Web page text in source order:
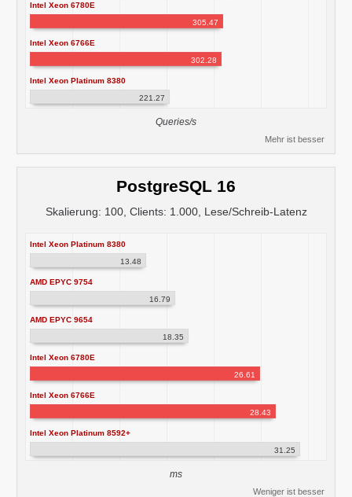
Intel Xeon 6780E
305.47
Intel Xeon 6766E
302.28
Intel Xeon Platinum 8380
221.27
Queries/s
Mehr ist besser
PostgreSQL 16
Skalierung: 100, Clients: 1.000, Lese/Schreib-Latenz
Intel Xeon Platinum 8380
13.48
AMD EPYC 9754
16.79
AMD EPYC 9654
18.35
Intel Xeon 6780E
26.61
Intel Xeon 6766E
28.43
Intel Xeon Platinum 8592+
31.25
ms
Weniger ist besser